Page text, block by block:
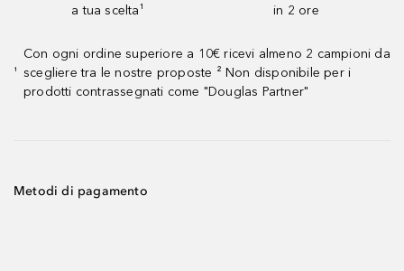
a tua scelta¹
in 2 ore
¹
Con ogni ordine superiore a 10€ ricevi almeno 2 campioni da
scegliere tra le nostre proposte ² Non disponibile per i
prodotti contrassegnati come "Douglas Partner"
Metodi di pagamento